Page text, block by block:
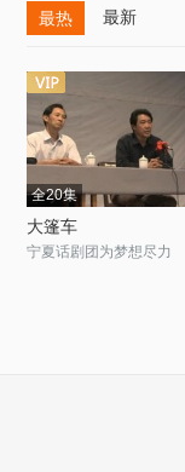
最热 最新
全20集
大篷车
宁夏话剧团为梦想尽力